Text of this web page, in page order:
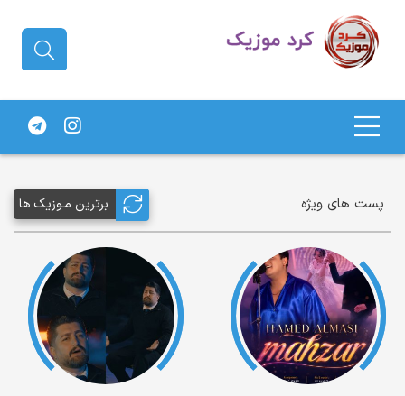
های کردی
پست های ویژه برترین مـوزیک ها